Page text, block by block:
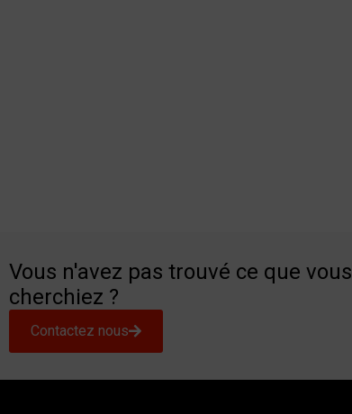
Vous n'avez pas trouvé ce que vous
cherchiez ?
Contactez nous